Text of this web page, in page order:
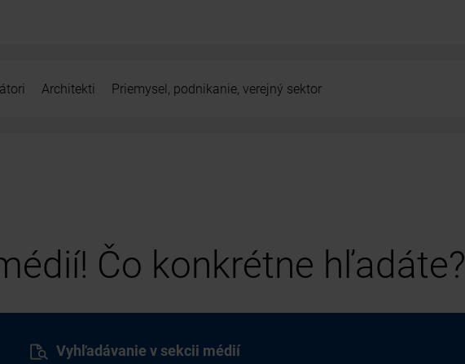
Architekti Priemysel, podnikanie, verejný sektor
Čo konkrétne hľadáte?
Vyhľadávanie v sekcii médií